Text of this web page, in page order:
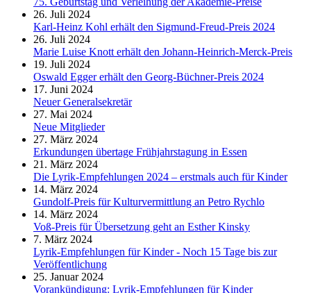
26. Juli 2024
Karl-Heinz Kohl erhält den Sigmund-Freud-Preis 2024
26. Juli 2024
Marie Luise Knott erhält den Johann-Heinrich-Merck-Preis
19. Juli 2024
Oswald Egger erhält den Georg-Büchner-Preis 2024
17. Juni 2024
Neuer Generalsekretär
27. Mai 2024
Neue Mitglieder
27. März 2024
Erkundungen übertage Frühjahrstagung in Essen
21. März 2024
Die Lyrik-Empfehlungen 2024 – erstmals auch für Kinder
14. März 2024
Gundolf-Preis für Kulturvermittlung an Petro Rychlo
14. März 2024
Voß-Preis für Übersetzung geht an Esther Kinsky
7. März 2024
Lyrik-Empfehlungen für Kinder - Noch 15 Tage bis zur
Veröffentlichung
25. Januar 2024
Vorankündigung: Lyrik-Empfehlungen für Kinder